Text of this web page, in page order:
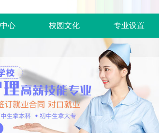
心 校园文化 专业设置